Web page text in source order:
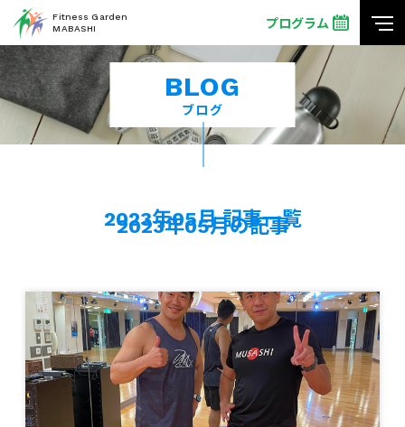
Fitness Garden
MABASHI
プログラム
BLOG
ブログ
2023年05月 記事一覧
2023年05月の記事